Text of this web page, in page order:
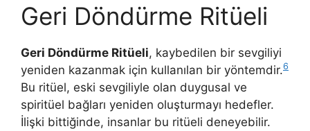
Geri Döndürme Ritüeli
Geri Döndürme Ritüeli, kaybedilen bir sevgiliyi
yeniden kazanmak için kullanılan bir yöntemdir.6
Bu ritüel, eski sevgiliyle olan duygusal ve
spiritüel bağları yeniden oluşturmayı hedefler.
İlişki bittiğinde, insanlar bu ritüeli deneyebilir.